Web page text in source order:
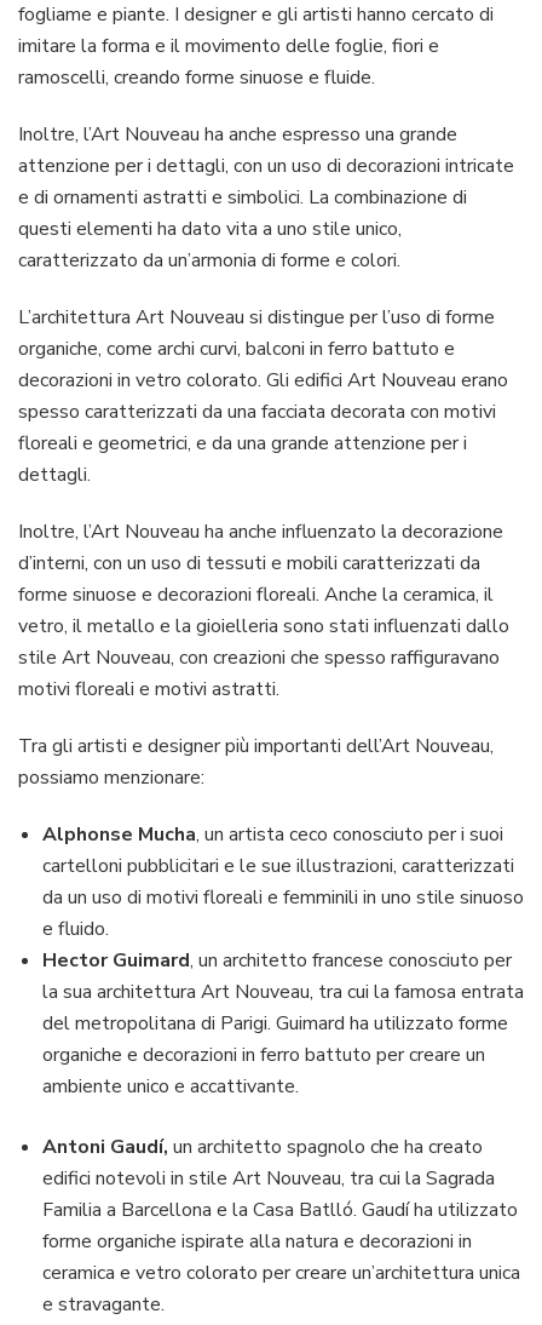
fogliame e piante. I designer e gli artisti hanno cercato di
imitare la forma e il movimento delle foglie, fiori e
ramoscelli, creando forme sinuose e fluide.
Inoltre, l’Art Nouveau ha anche espresso una grande
attenzione per i dettagli, con un uso di decorazioni intricate
e di ornamenti astratti e simbolici. La combinazione di
questi elementi ha dato vita a uno stile unico,
caratterizzato da un’armonia di forme e colori.
L’architettura Art Nouveau si distingue per l’uso di forme
organiche, come archi curvi, balconi in ferro battuto e
decorazioni in vetro colorato. Gli edifici Art Nouveau erano
spesso caratterizzati da una facciata decorata con motivi
floreali e geometrici, e da una grande attenzione per i
dettagli.
Inoltre, l’Art Nouveau ha anche influenzato la decorazione
d’interni, con un uso di tessuti e mobili caratterizzati da
forme sinuose e decorazioni floreali. Anche la ceramica, il
vetro, il metallo e la gioielleria sono stati influenzati dallo
stile Art Nouveau, con creazioni che spesso raffiguravano
motivi floreali e motivi astratti.
Tra gli artisti e designer più importanti dell’Art Nouveau,
possiamo menzionare:
Alphonse Mucha, un artista ceco conosciuto per i suoi
cartelloni pubblicitari e le sue illustrazioni, caratterizzati
da un uso di motivi floreali e femminili in uno stile sinuoso
e fluido.
Hector Guimard, un architetto francese conosciuto per
la sua architettura Art Nouveau, tra cui la famosa entrata
del metropolitana di Parigi. Guimard ha utilizzato forme
organiche e decorazioni in ferro battuto per creare un
ambiente unico e accattivante.
Antoni Gaudí, un architetto spagnolo che ha creato
edifici notevoli in stile Art Nouveau, tra cui la Sagrada
Familia a Barcellona e la Casa Batlló. Gaudí ha utilizzato
forme organiche ispirate alla natura e decorazioni in
ceramica e vetro colorato per creare un’architettura unica
e stravagante.